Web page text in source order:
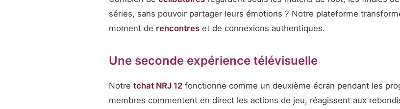
séries, sans pouvoir partager leurs émotions ? Notre plateforme
moment de rencontres et de connexions authentiques.
Une seconde expérience télévisuelle
Notre tchat NRJ 12 fonctionne comme un deuxième écran pendant les
membres commentent en direct les actions de jeu, réagissent aux